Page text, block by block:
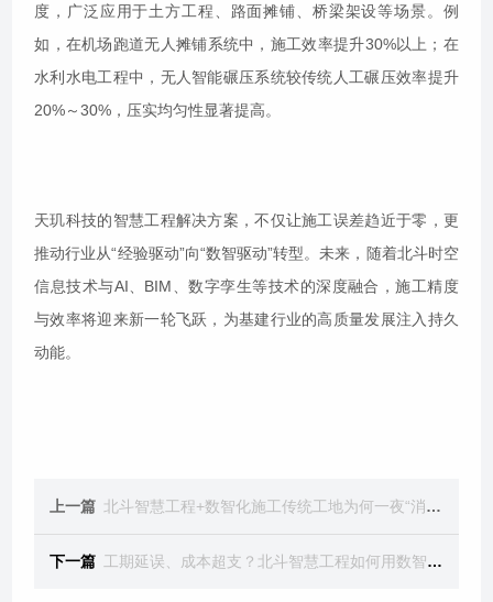
度，广泛应用于土方工程、路面摊铺、桥梁架设等场景。例
如，在机场跑道无人摊铺系统中，施工效率提升30%以上；在
水利水电工程中，无人智能碾压系统较传统人工碾压效率提升
20%～30%，压实均匀性显著提高。
天玑科技的智慧工程解决方案，不仅让施工误差趋近于零，更
推动行业从“经验驱动”向“数智驱动”转型。未来，随着北斗时空
信息技术与AI、BIM、数字孪生等技术的深度融合，施工精度
与效率将迎来新一轮飞跃，为基建行业的高质量发展注入持久
动能。
上一篇 北斗智慧工程+数智化施工传统工地为何一夜“消失”
下一篇 工期延误、成本超支？北斗智慧工程如何用数智化施工“逆天改命”